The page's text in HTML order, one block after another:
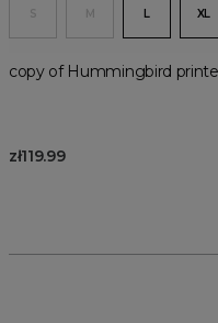
S M L XL
copy of Hummingbird
zł119.99